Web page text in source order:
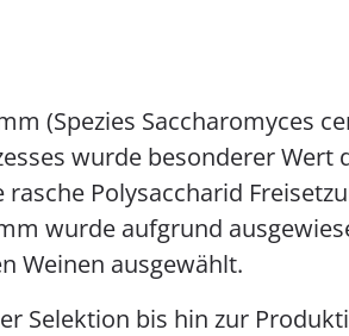
(Spezies Saccharomyces
wurde besonderer
Polysaccharid
wurde aufgrund
Weinen ausgewählt.
Selektion bis hin zur